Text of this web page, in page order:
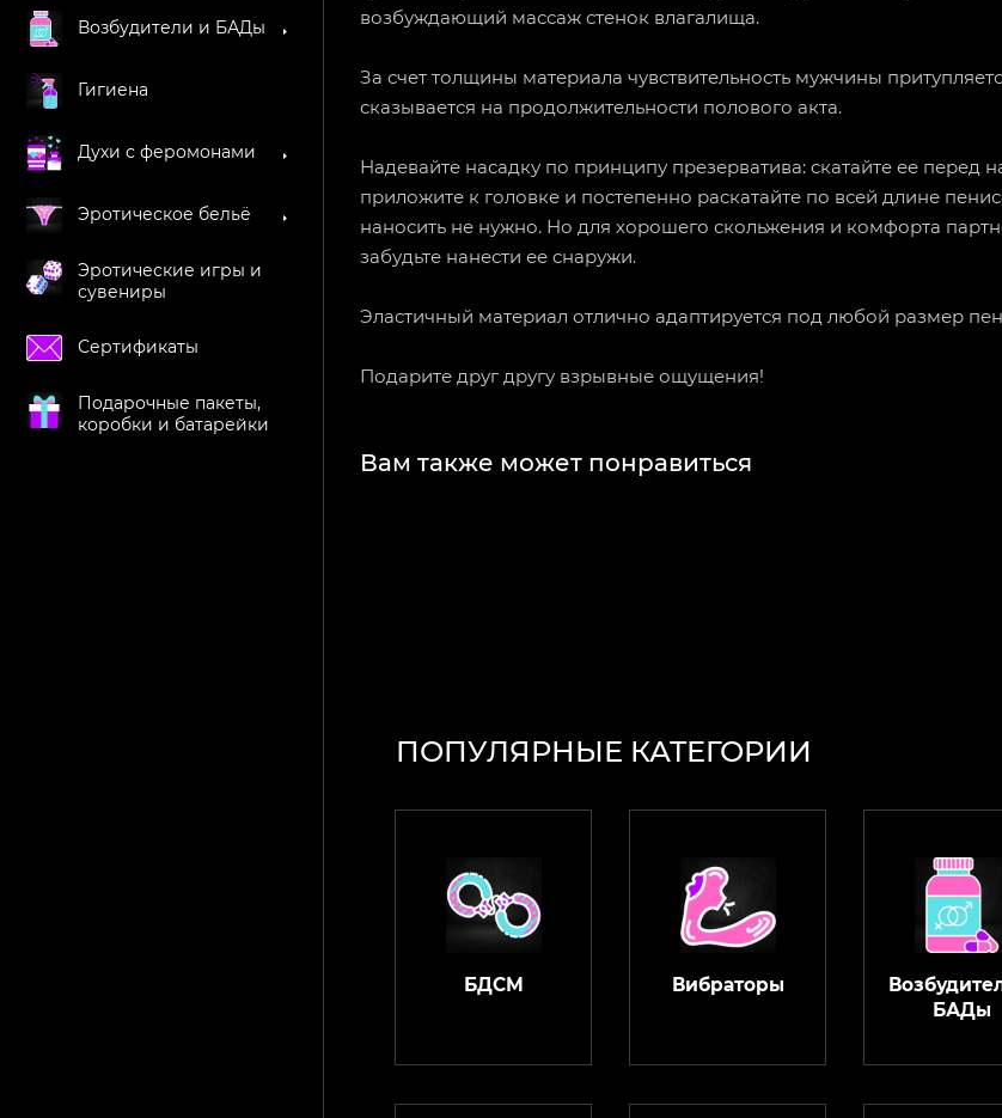
Возбудители и БАДы
Гигиена
Духи с феромонами
Эротическое бельё
Эротические игры и
сувениры
Сертификаты
Подарочные пакеты,
коробки и батарейки
возбуждающий массаж стенок влагалища.
За счет толщины материала чувствительность мужчины
сказывается на продолжительности полового акта.
Надевайте насадку по принципу презерватива: скатайте ее перед
приложите к головке и постепенно раскатайте по всей длине
наносить не нужно. Но для хорошего скольжения и комфорта
забудьте нанести ее снаружи.
Эластичный материал отлично адаптируется под любой размер
Подарите друг другу взрывные ощущения!
Вам также может понравиться
ПОПУЛЯРНЫЕ КАТЕГОРИИ
БДСМ Вибраторы
БАДы